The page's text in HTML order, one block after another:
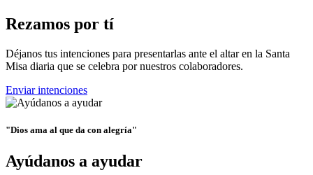
Rezamos por tí
Déjanos tus intenciones para presentarlas ante el altar en la Santa
Misa diaria que se celebra por nuestros colaboradores.
Enviar intenciones
"Dios ama al que da con alegría"
Ayúdanos a ayudar